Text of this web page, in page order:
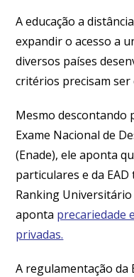
A educação a
expandir o acesso a
diversos países
critérios precisam ser
Mesmo descontando
Exame Nacional de
(Enade), ele aponta
particulares e da
Ranking Universitário
aponta precariedade
privadas.
A regulamentação da